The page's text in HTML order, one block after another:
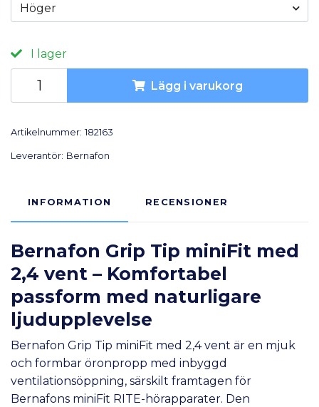
Höger
I lager
Lägg i varukorg
Artikelnummer: 182163
Leverantör: Bernafon
INFORMATION RECENSIONER
Bernafon Grip Tip miniFit med
2,4 vent – Komfortabel
passform med naturligare
ljudupplevelse
Bernafon Grip Tip miniFit med 2,4 vent är en mjuk
och formbar öronpropp med inbyggd
ventilationsöppning, särskilt framtagen för
Bernafons miniFit RITE-hörapparater. Den